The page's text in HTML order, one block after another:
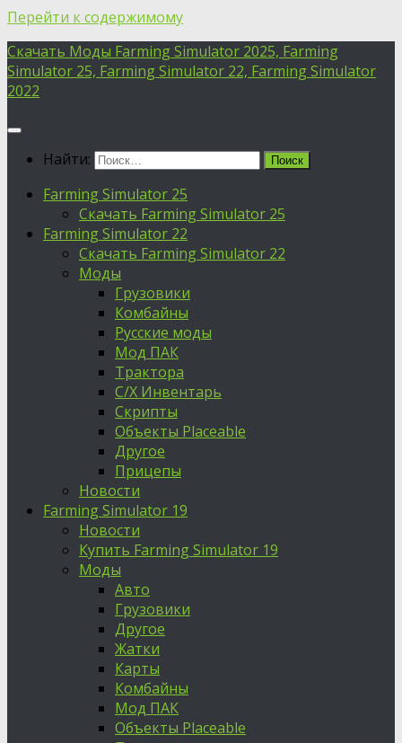
Перейти к содержимому
Скачать Моды Farming Simulator 2025, Farming
Simulator 25, Farming Simulator 22, Farming Simulator
2022
Найти:
Farming Simulator 25
Скачать Farming Simulator 25
Farming Simulator 22
Скачать Farming Simulator 22
Моды
Грузовики
Комбайны
Русские моды
Мод ПАК
Трактора
С/Х Инвентарь
Скрипты
Объекты Placeable
Другое
Прицепы
Новости
Farming Simulator 19
Новости
Купить Farming Simulator 19
Моды
Авто
Грузовики
Другое
Жатки
Карты
Комбайны
Мод ПАК
Объекты Placeable